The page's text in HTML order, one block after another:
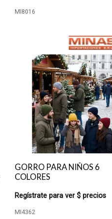
MI8016
GORRO PARA NIÑOS 6
COLORES
Regístrate para ver $ precios
MI4362